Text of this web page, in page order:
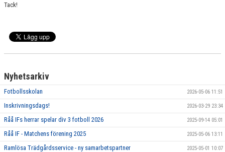
Tack!
Nyhetsarkiv
Fotbollsskolan 2026-05-06 11:51
Inskrivningsdags! 2026-03-29 23:34
Råå IFs herrar spelar div 3 fotboll 2026 2025-09-14 05:01
Råå IF - Matchens förening 2025 2025-05-06 13:11
Ramlösa Trädgårdsservice - ny samarbetspartner 2025-05-01 10:07